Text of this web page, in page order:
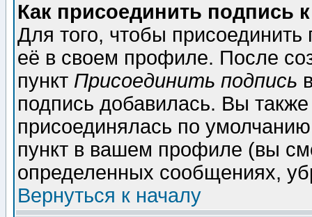
Как присоединить подпись
Для того, чтобы
её в своем профиле. После
пункт Присоединить подпись
подпись добавилась. Вы
присоединялась по
пункт в вашем профиле (вы
определенных сообщениях,
Вернуться к началу